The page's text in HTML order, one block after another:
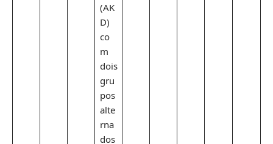
(AK
D)
co
m
dois
gru
pos
alte
rna
dos